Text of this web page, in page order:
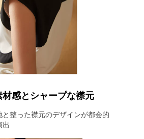
材感とシャープな襟元
整った襟元のデザインが都会的
出